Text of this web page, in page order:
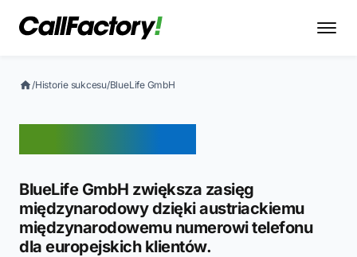
/Historie sukcesu/BlueLife GmbH
BlueLife GmbH zwiększa zasięg
międzynarodowy dzięki austriackiemu
międzynarodowemu numerowi telefonu
dla europejskich klientów.